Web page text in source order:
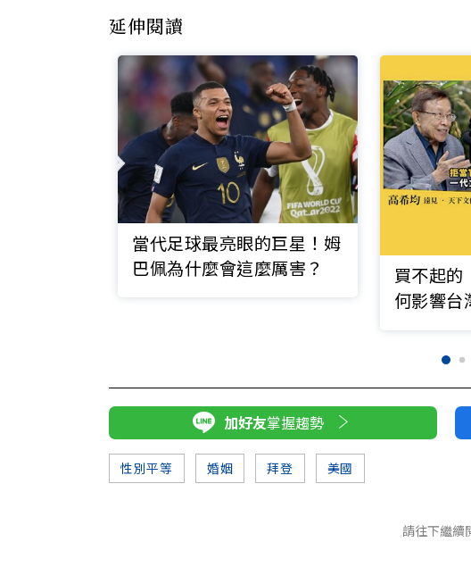
延伸閱讀
當代足球最亮眼的巨星！姆
巴佩為什麼會這麼厲害？
買不起的
何影響台
加好友掌握趨勢
性別平等 婚姻 拜登 美國
請往下繼續